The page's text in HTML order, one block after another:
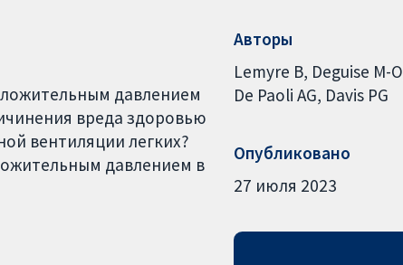
давлением
вреда здоровью
вентиляции легких?
давлением в
Авторы
Lemyre B Deguise M-O
De Paoli AG Davis PG
Опубликовано
27 июля 2023